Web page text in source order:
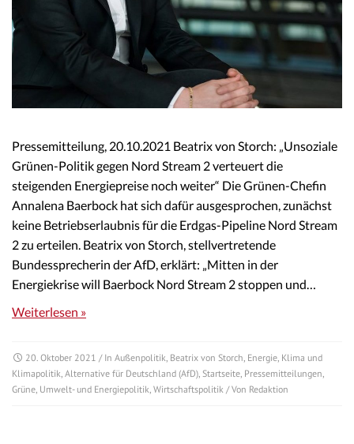
Pressemitteilung, 20.10.2021 Beatrix von Storch: „Unsoziale
Grünen-Politik gegen Nord Stream 2 verteuert die
steigenden Energiepreise noch weiter“ Die Grünen-Chefin
Annalena Baerbock hat sich dafür ausgesprochen, zunächst
keine Betriebserlaubnis für die Erdgas-Pipeline Nord Stream
2 zu erteilen. Beatrix von Storch, stellvertretende
Bundessprecherin der AfD, erklärt: „Mitten in der
Energiekrise will Baerbock Nord Stream 2 stoppen und…
Weiterlesen »
20. Oktober 2021 / In Außenpolitik Beatrix von Storch Energie Klima und
Klimapolitik Alternative für Deutschland (AfD) Startseite Pressemitteilungen
Grüne Umwelt- und Energiepolitik Wirtschaftspolitik / Von Redaktion